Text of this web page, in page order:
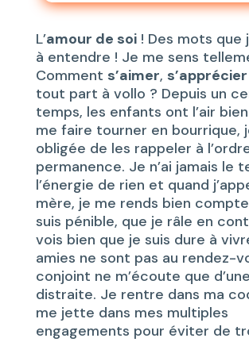
L’amour de soi! Des mots que
à entendre ! Je me sens
Comment s’aimer, s’apprécier
tout part à vollo ? Depuis un
temps, les enfants ont l’air
me faire tourner en bourrique,
obligée de les rappeler à
permanence. Je n’ai jamais le
l’énergie de rien et quand
mère, je me rends bien
suis pénible, que je râle en
vois bien que je suis dure à
amies ne sont pas au rendez-
conjoint ne m’écoute que
distraite. Je rentre dans ma
me jette dans mes multiples
engagements pour éviter de